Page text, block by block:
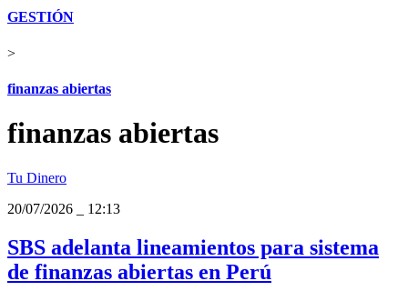
GESTIÓN
>
finanzas abiertas
finanzas abiertas
Tu Dinero
20/07/2026
12:13
SBS adelanta lineamientos para sistema
de finanzas abiertas en Perú